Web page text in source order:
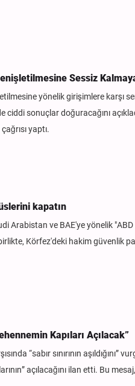
Sessiz
yönelik girişimlere karşı
sonuçlar doğuracağını
yaptı.
kapatın
Arabistan ve BAE'ye yönelik
Körfez'deki hakim güvenlik
Kapıları Açılacak”
“sabır sınırının aşıldığını”
açılacağını ilan etti. Bu